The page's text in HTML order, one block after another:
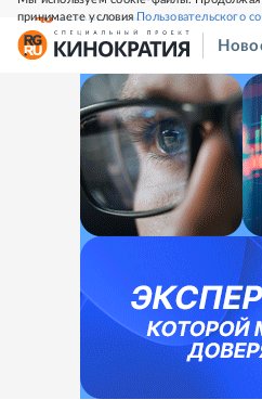
принимаете условияПользовательского
СВЕЖИЙ НОМЕР